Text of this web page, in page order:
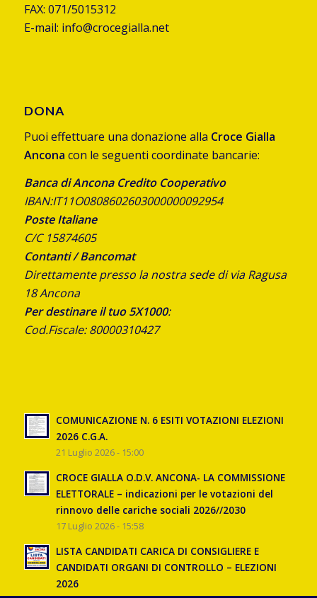
FAX: 071/5015312
E-mail: info@crocegialla.net
DONA
Puoi effettuare una donazione alla Croce Gialla
Ancona con le seguenti coordinate bancarie:
Banca di Ancona Credito Cooperativo
IBAN:IT11O0808602603000000092954
Poste Italiane
C/C 15874605
Contanti / Bancomat
Direttamente presso la nostra sede di via Ragusa
18 Ancona
Per destinare il tuo 5X1000:
Cod.Fiscale: 80000310427
COMUNICAZIONE N. 6 ESITI VOTAZIONI ELEZIONI
2026 C.G.A.
21 Luglio 2026 - 15:00
CROCE GIALLA O.D.V. ANCONA- LA COMMISSIONE
ELETTORALE – indicazioni per le votazioni del
rinnovo delle cariche sociali 2026//2030
17 Luglio 2026 - 15:58
LISTA CANDIDATI CARICA DI CONSIGLIERE E
CANDIDATI ORGANI DI CONTROLLO – ELEZIONI
2026